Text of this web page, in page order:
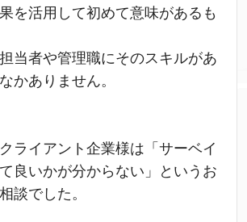
を活用して初めて意味があるも
当者や管理職にそのスキルがあ
かありません。
ライアント企業様は「サーベイ
良いかが分からない」というお
談でした。